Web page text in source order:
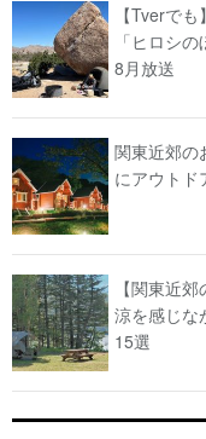
【Tverで
「ヒロシ
8月放送
関東近郊の
にアウトド
【関東近
涼を感じな
15選